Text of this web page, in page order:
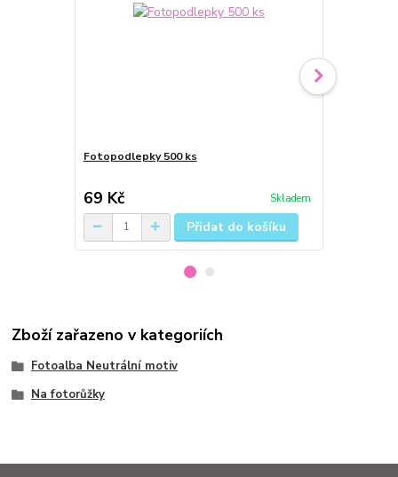
Fotopodlepky 500 ks
69 Kč Skladem
Přidat do košíku
Zboží zařazeno v kategoriích
Fotoalba Neutrální motiv
Na fotorůžky